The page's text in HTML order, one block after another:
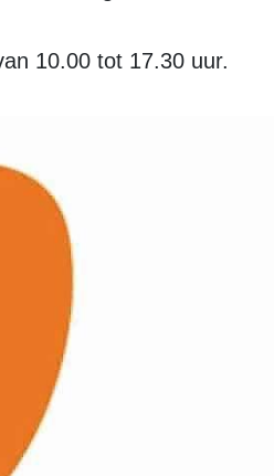
10.00 tot 17.30 uur.